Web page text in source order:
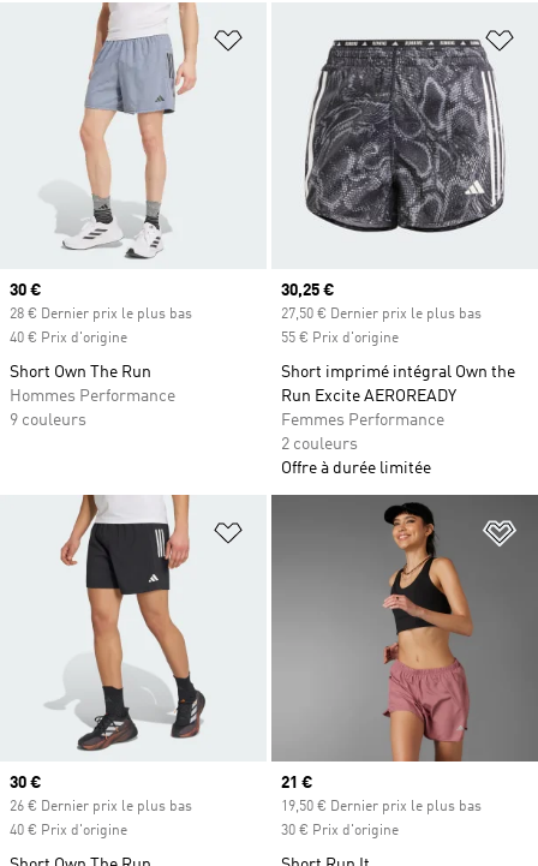
Ajouter à la Liste de produits
Prix actuel
30 €
28 € Dernier prix le plus bas
40 € Prix d'origine
Short Own The Run
Hommes Performance
9 couleurs
Prix actuel
30,25 €
27,50 € Dernier prix le plus bas
55 € Prix d'origine
Short imprimé intégral Own the
Run Excite AEROREADY
Femmes Performance
2 couleurs
Offre à durée limitée
Ajouter à la Liste de produits
Prix actuel
30 €
26 € Dernier prix le plus bas
40 € Prix d'origine
Prix actuel
21 €
19,50 € Dernier prix le plus bas
30 € Prix d'origine